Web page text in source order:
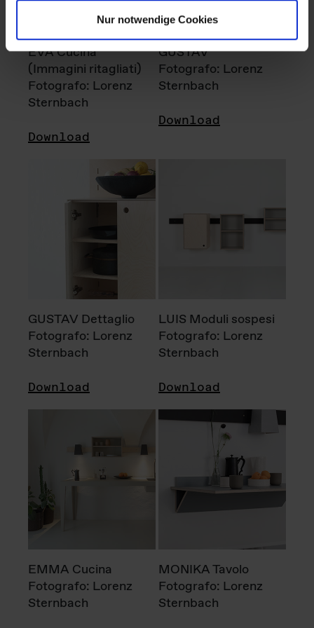
Nur notwendige Cookies
EVA Cucina
(Immagini ritagliati)
Fotografo: Lorenz
Sternbach
Download
GUSTAV
Fotografo: Lorenz
Sternbach
Download
GUSTAV Dettaglio
Fotografo: Lorenz
Sternbach
Download
LUIS Moduli sospesi
Fotografo: Lorenz
Sternbach
Download
EMMA Cucina
Fotografo: Lorenz
Sternbach
MONIKA Tavolo
Fotografo: Lorenz
Sternbach